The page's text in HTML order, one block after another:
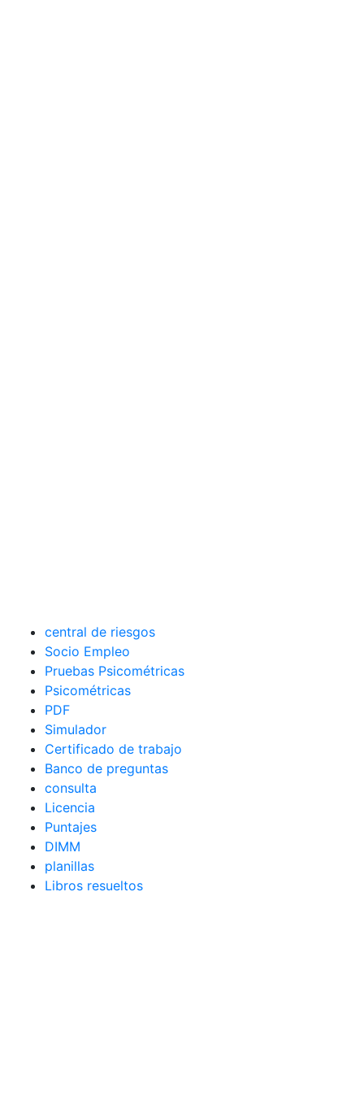
central de riesgos
Socio Empleo
Pruebas Psicométricas
Psicométricas
PDF
Simulador
Certificado de trabajo
Banco de preguntas
consulta
Licencia
Puntajes
DIMM
planillas
Libros resueltos